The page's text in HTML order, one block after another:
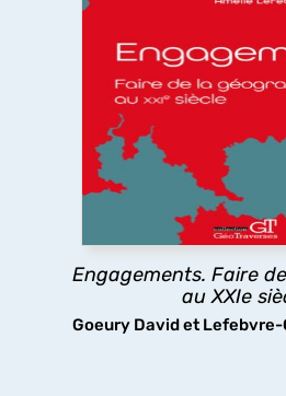
Engagements. Faire
au XXIe
Goeury David et
XXIe
Que signifie s’engager à
dans un monde incertain
politiques, économiques et
Les géographes s’engagent
science commune,
découvrir